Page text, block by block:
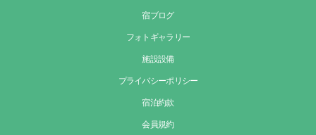
宿ブログ
フォトギャラリー
施設設備
プライバシーポリシー
宿泊約款
会員規約